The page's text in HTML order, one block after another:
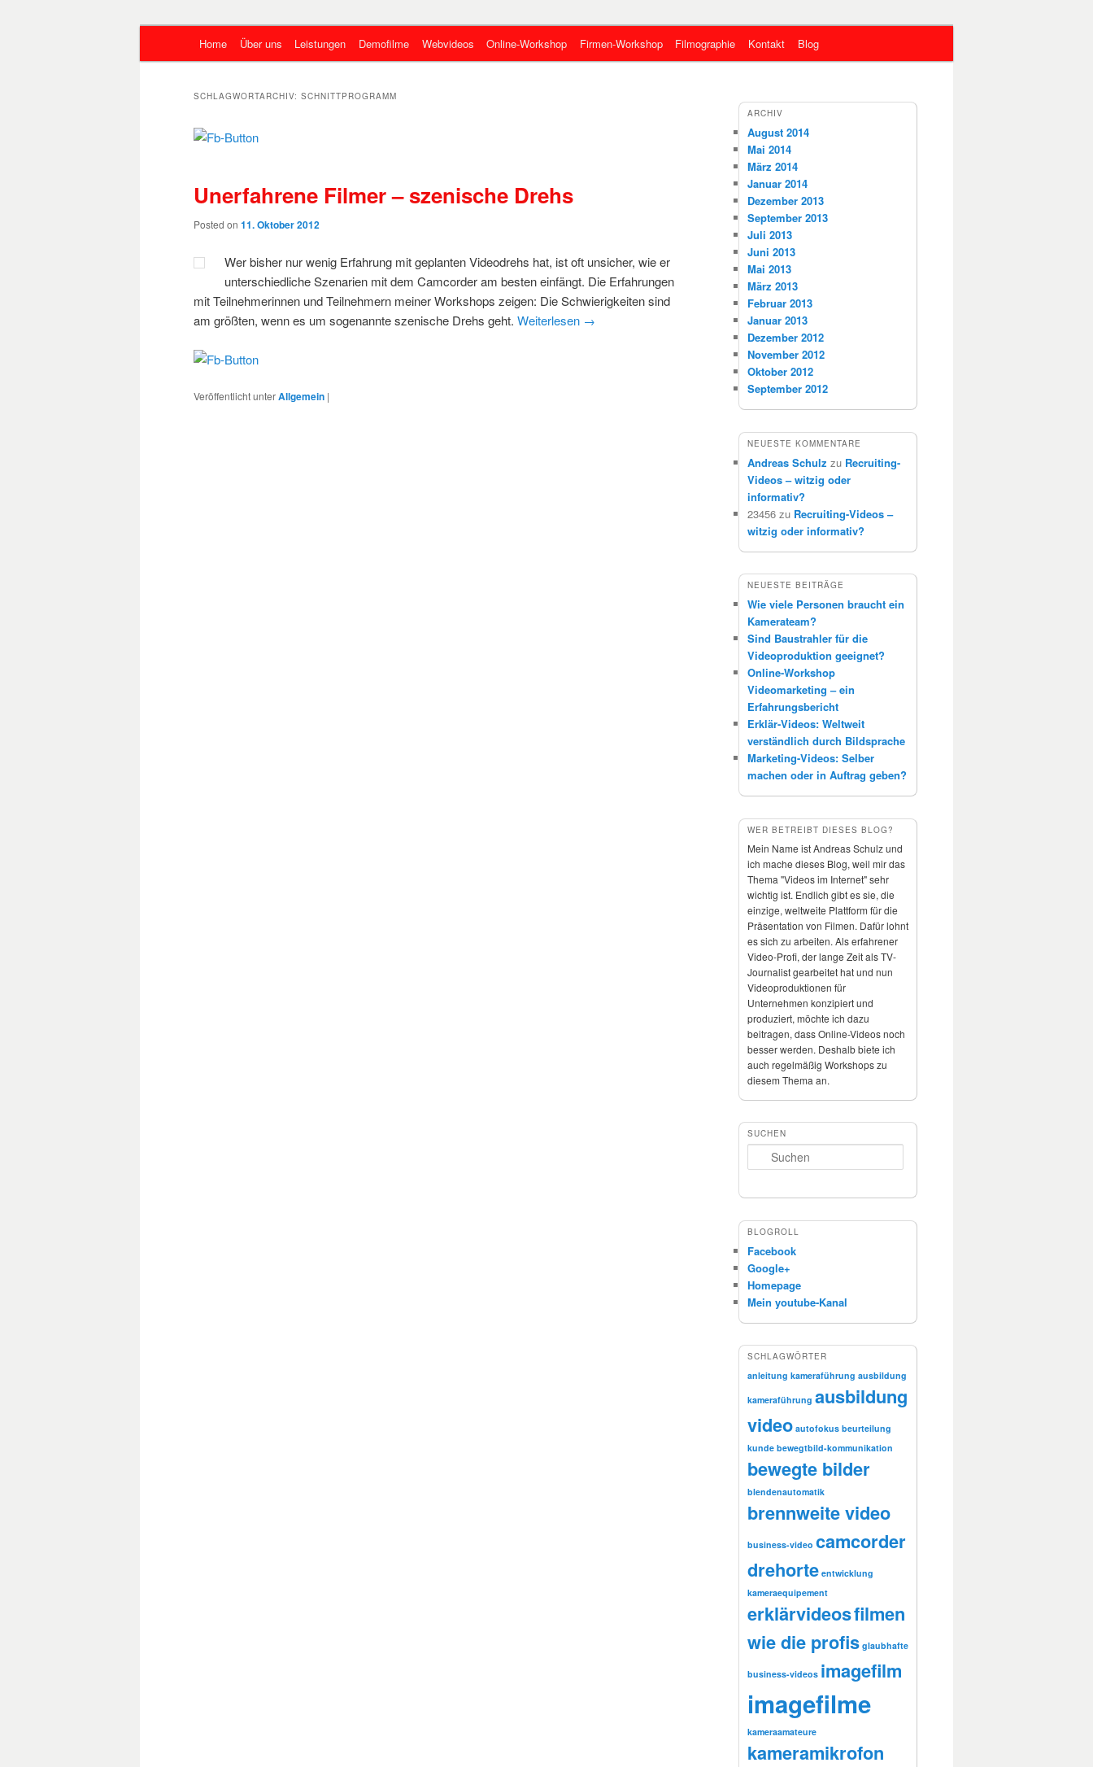
Marketing mit Online-Videos
Gute Filme machen und weitergeben, wie es geht
Zum primären Inhalt springen
Zum sekundären Inhalt springen
Home Über uns Leistungen Demofilme Webvideos Online-Workshop Firmen-Workshop Filmographie Kontakt Blog
SCHLAGWORTARCHIV: SCHNITTPROGRAMM
Unerfahrene Filmer – szenische Drehs
Posted on 11. Oktober 2012
Wer bisher nur wenig Erfahrung mit geplanten Videodrehs hat, ist oft unsicher, wie er
unterschiedliche Szenarien mit dem Camcorder am besten einfängt. Die Erfahrungen
mit Teilnehmerinnen und Teilnehmern meiner Workshops zeigen: Die Schwierigkeiten sind
am größten, wenn es um sogenannte szenische Drehs geht. Weiterlesen →
Veröffentlicht unterAllgemein |
ARCHIV
August 2014
Mai 2014
März 2014
Januar 2014
Dezember 2013
September 2013
Juli 2013
Juni 2013
Mai 2013
März 2013
Februar 2013
Januar 2013
Dezember 2012
November 2012
Oktober 2012
September 2012
NEUESTE KOMMENTARE
Andreas Schulz zu Recruiting-
Videos – witzig oder
informativ?
23456 zu Recruiting-Videos –
witzig oder informativ?
NEUESTE BEITRÄGE
Wie viele Personen braucht ein
Kamerateam?
Sind Baustrahler für die
Videoproduktion geeignet?
Online-Workshop
Videomarketing – ein
Erfahrungsbericht
Erklär-Videos: Weltweit
verständlich durch Bildsprache
Marketing-Videos: Selber
machen oder in Auftrag geben?
WER BETREIBT DIESES BLOG?
Mein Name ist Andreas Schulz und
ich mache dieses Blog, weil mir das
Thema "Videos im Internet" sehr
wichtig ist. Endlich gibt es sie, die
einzige, weltweite Plattform für die
Präsentation von Filmen. Dafür lohnt
es sich zu arbeiten. Als erfahrener
Video-Profi, der lange Zeit als TV-
Journalist gearbeitet hat und nun
Videoproduktionen für
Unternehmen konzipiert und
produziert, möchte ich dazu
beitragen, dass Online-Videos noch
besser werden. Deshalb biete ich
auch regelmäßig Workshops zu
diesem Thema an.
SUCHEN
Suchen
BLOGROLL
Facebook
Google+
Homepage
Mein youtube-Kanal
SCHLAGWÖRTER
anleitung kameraführung ausbildung
kameraführung ausbildung
video autofokus beurteilung
kunde bewegtbild-kommunikation
bewegte bilder
blendenautomatik
brennweite video
business-video camcorder
drehorte entwicklung
kameraequipement
erklärvideosfilmen
wie die profis glaubhafte
business-videos imagefilm
imagefilme
kameraamateure
kameramikrofon